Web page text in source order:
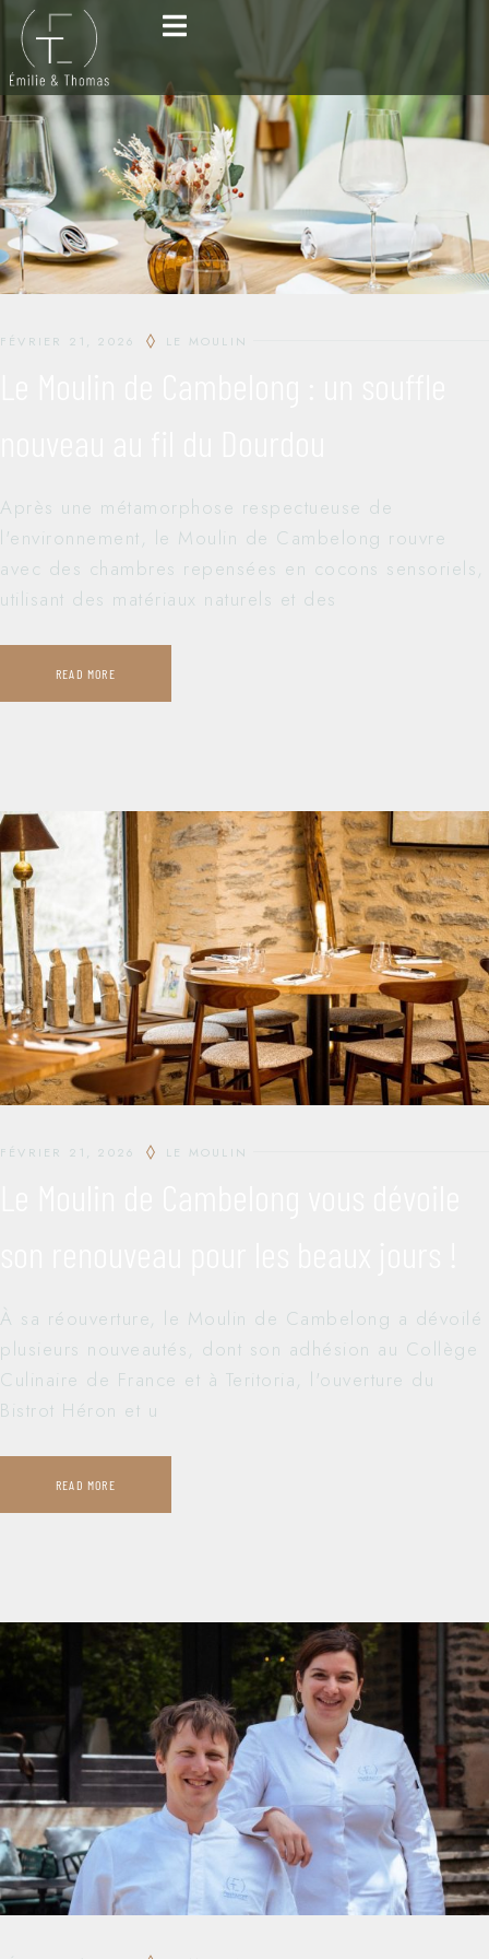
FÉVRIER 21, 2026 LE MOULIN
Après une métamorphose respectueuse de
l'environnement, le Moulin de Cambelong rouvre
avec des chambres repensées en cocons sensoriels,
utilisant des matériaux naturels et des
READ MORE
FÉVRIER 21, 2026 LE MOULIN
À sa réouverture, le Moulin de Cambelong a dévoilé
plusieurs nouveautés, dont son adhésion au Collège
Culinaire de France et à Teritoria, l'ouverture du
Bistrot Héron et u
READ MORE